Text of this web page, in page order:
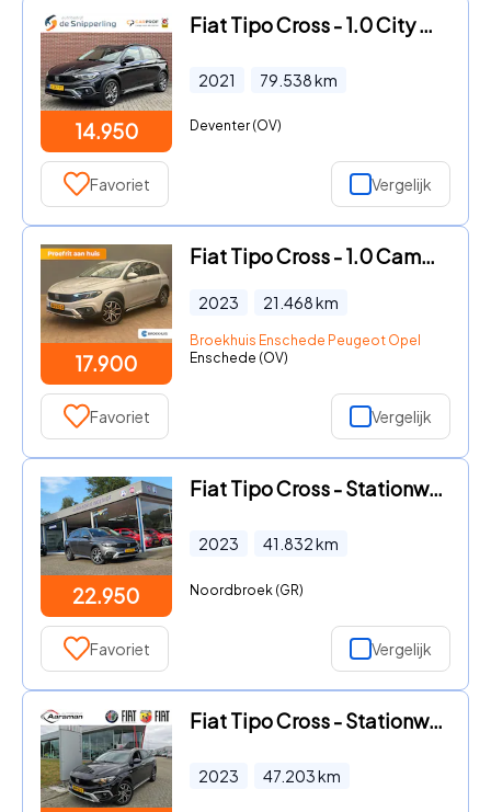
14.950
Fiat Tipo Cross - 1.0 City Cross CLIMA CARPLAY CRUISE CAMERA PDC LMV
2021 79.538km
Deventer (OV)
Favoriet Vergelijk
17.900
Fiat Tipo Cross - 1.0 Camera | Keyless | Navigatie | 17" Lichtmetaal | Climate
2023 21.468km
Broekhuis Enschede Peugeot Opel
Enschede (OV)
Favoriet Vergelijk
22.950
Fiat Tipo Cross - Stationwagon 1.5 Hybrid
2023 41.832km
Noordbroek (GR)
Favoriet Vergelijk
Fiat Tipo Cross - Stationwagon 1.0 | Trekhaak | Navi | Carplay | Camera | Auto
2023 47.203km